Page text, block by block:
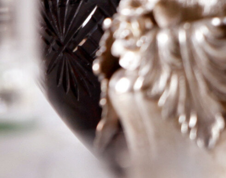
Information
Producent Francis Darroze
Årgång 1978
Land Frankrike
Område Armagnac
Färg Sprit
75cl
–